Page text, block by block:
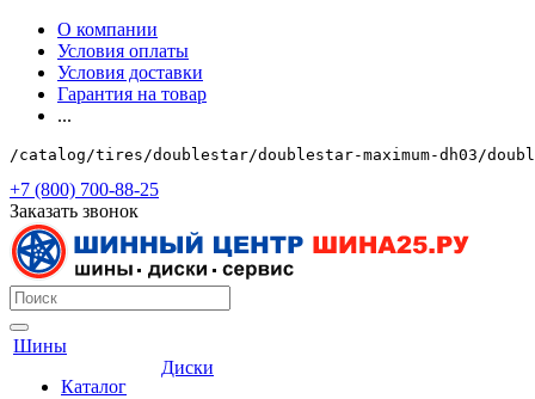
О компании
Условия оплаты
Условия доставки
Гарантия на товар
...
/catalog/tires/doublestar/doublestar-maximum-dh03/
+7 (800) 700-88-25
Заказать звонок
Шины
Каталог
Диски